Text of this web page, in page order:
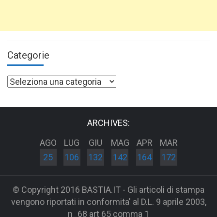
Categorie
Categorie
ARCHIVES:
AGO
25
LUG
106
GIU
132
MAG
142
APR
164
MAR
172
© Copyright 2016 BASTIA.IT - Gli articoli di stampa
vengono riportati in conformita' al D.L. 9 aprile 2003,
n_68 art 65 comma 1